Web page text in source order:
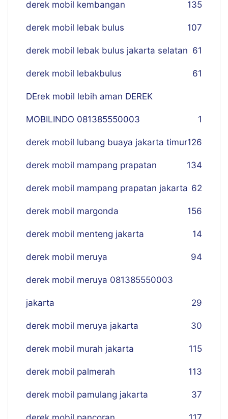
derek mobil kembangan 135
derek mobil lebak bulus 107
derek mobil lebak bulus jakarta selatan 61
derek mobil lebakbulus 61
DErek mobil lebih aman DEREK
MOBILINDO 081385550003 1
derek mobil lubang buaya jakarta timur126
derek mobil mampang prapatan 134
derek mobil mampang prapatan jakarta 62
derek mobil margonda 156
derek mobil menteng jakarta 14
derek mobil meruya 94
derek mobil meruya 081385550003
jakarta 29
derek mobil meruya jakarta 30
derek mobil murah jakarta 115
derek mobil palmerah 113
derek mobil pamulang jakarta 37